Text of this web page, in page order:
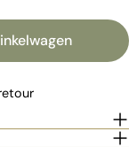
- IRIS